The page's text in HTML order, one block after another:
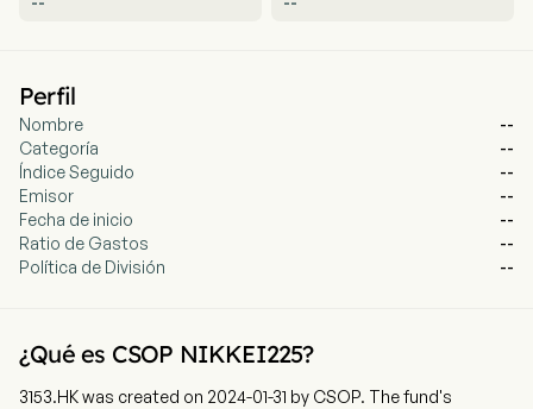
Perfil
Nombre
--
Categoría
--
Índice Seguido
--
Emisor
--
Fecha de inicio
--
Ratio de Gastos
--
Política de División
--
¿Qué es CSOP NIKKEI225?
3153.HK was created on 2024-01-31 by CSOP. The fund's